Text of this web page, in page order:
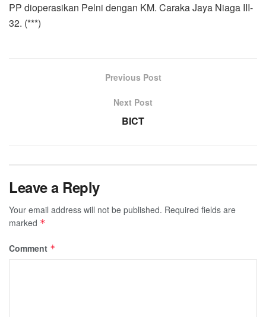
PP dioperasikan Pelni dengan KM. Caraka Jaya Niaga III-
32. (***)
Previous Post
Next Post
BICT
Leave a Reply
Your email address will not be published. Required fields are
marked *
Comment *